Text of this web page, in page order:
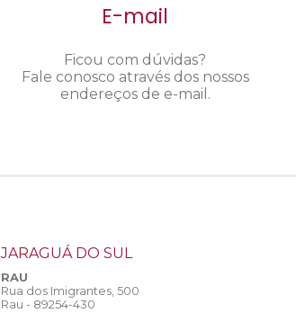
E-mail
Ficou com dúvidas?
Fale conosco através dos nossos
endereços de e-mail.
JARAGUÁ DO SUL
RAU
Rua dos Imigrantes, 500
Rau - 89254-430